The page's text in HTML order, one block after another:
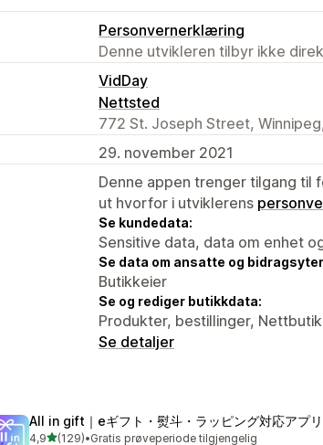
Personvernerklæring
Denne utvikleren tilbyr ikke
VidDay
Nettsted
772 St. Joseph Street,
29. november 2021
Denne appen trenger tilgang til
ut hvorfor i utviklerens
Se kundedata:
Sensitive data, data om enhet
Se data om ansatte og
Butikkeier
Se og rediger butikkdata:
Produkter, bestillinger,
Se detaljer
All in gift｜eギフト・熨斗・ラッピング対応アプリ
4,9av 5 stjerner
(129)•Gratis prøveperiode tilgjengelig